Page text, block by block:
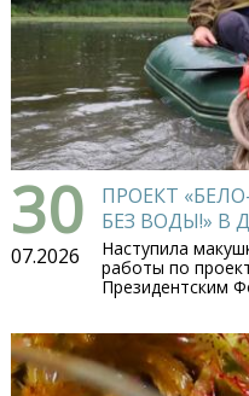
30
07.2026
ПРОЕКТ
БЕЗ ВОДЫ!» В
Наступила
работы по
Президентским